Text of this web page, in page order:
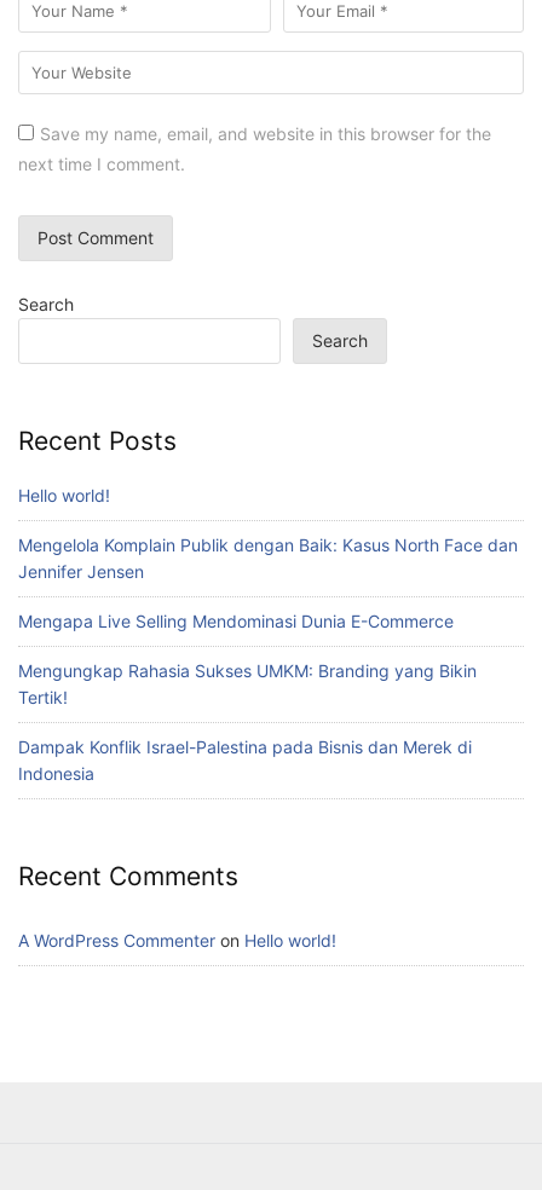
Save my name, email, and website in this browser for the
next time I comment.
Search
Search
Recent Posts
Hello world!
Mengelola Komplain Publik dengan Baik: Kasus North Face dan
Jennifer Jensen
Mengapa Live Selling Mendominasi Dunia E-Commerce
Mengungkap Rahasia Sukses UMKM: Branding yang Bikin
Tertik!
Dampak Konflik Israel-Palestina pada Bisnis dan Merek di
Indonesia
Recent Comments
A WordPress Commenter on Hello world!